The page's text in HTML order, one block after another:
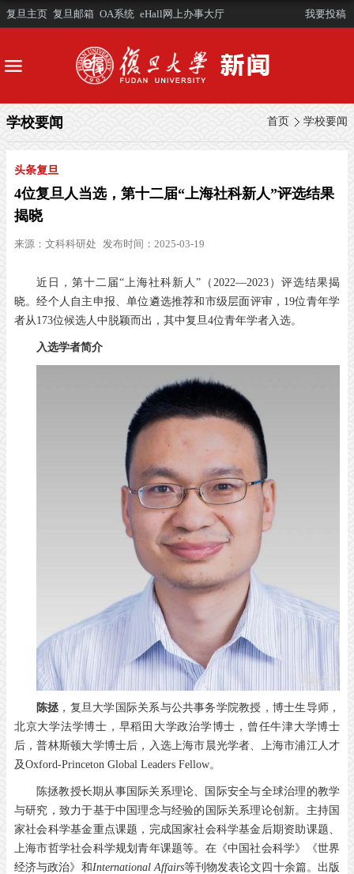
复旦主页 复旦邮箱 OA系统 eHall网上办事大厅 我要投稿
首页 学校要闻
学校要闻
头条复旦
4位复旦人当选，第十二届“上海社科新人”评选结果
揭晓
来源： 文科科研处 发布时间：2025-03-19
近日， 第十二届“上海社科新人” （2022—2023） 评选结果揭
晓。经个人自主申报、单位遴选推荐和市级层面评审， 19位青年学
者从173位候选人中脱颖而出， 其中复旦4位青年学者入选。
入选学者简介
陈拯，复旦大学国际关系与公共事务学院教授，博士生导师，
北京大学法学博士，早稻田大学政治学博士，曾任牛津大学博士
后，普林斯顿大学博士后，入选上海市晨光学者、上海市浦江人才
及Oxford-Princeton Global Leaders Fellow。
陈拯教授长期从事国际关系理论、国际安全与全球治理的教学
与研究，致力于基于中国理念与经验的国际关系理论创新。主持国
家社会科学基金重点课题，完成国家社会科学基金后期资助课题、
上海市哲学社会科学规划青年课题等。在《中国社会科学》《世界
经济与政治》和International Affairs等刊物发表论文四十余篇。出版